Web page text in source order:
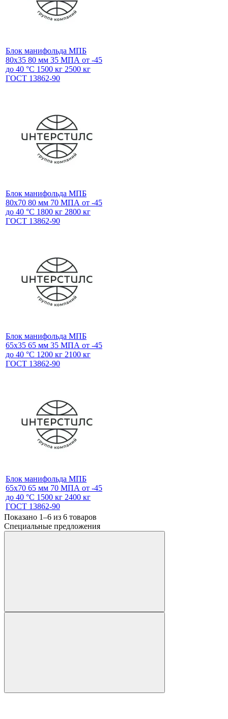
Блок манифольда МПБ
80х35 80 мм 35 МПА от -45
до 40 °С 1500 кг 2500 кг
ГОСТ 13862-90
Блок манифольда МПБ
80х70 80 мм 70 МПА от -45
до 40 °С 1800 кг 2800 кг
ГОСТ 13862-90
Блок манифольда МПБ
65х35 65 мм 35 МПА от -45
до 40 °С 1200 кг 2100 кг
ГОСТ 13862-90
Блок манифольда МПБ
65х70 65 мм 70 МПА от -45
до 40 °С 1500 кг 2400 кг
ГОСТ 13862-90
Показано 1–6 из 6 товаров
Специальные предложения